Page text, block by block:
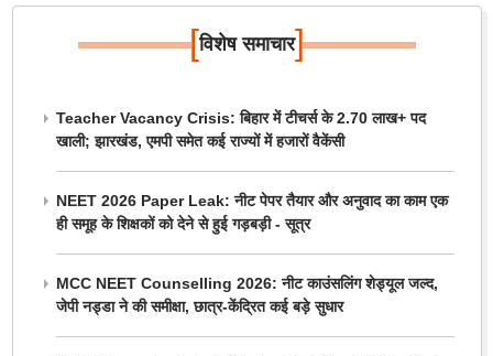
[विशेष समाचार]
Teacher Vacancy Crisis: बिहार में टीचर्स के 2.70 लाख+ पद
खाली; झारखंड, एमपी समेत कई राज्यों में हजारों वैकेंसी
NEET 2026 Paper Leak: नीट पेपर तैयार और अनुवाद का काम एक
ही समूह के शिक्षकों को देने से हुई गड़बड़ी - सूत्र
MCC NEET Counselling 2026: नीट काउंसलिंग शेड्यूल जल्द,
जेपी नड्डा ने की समीक्षा, छात्र-केंद्रित कई बड़े सुधार